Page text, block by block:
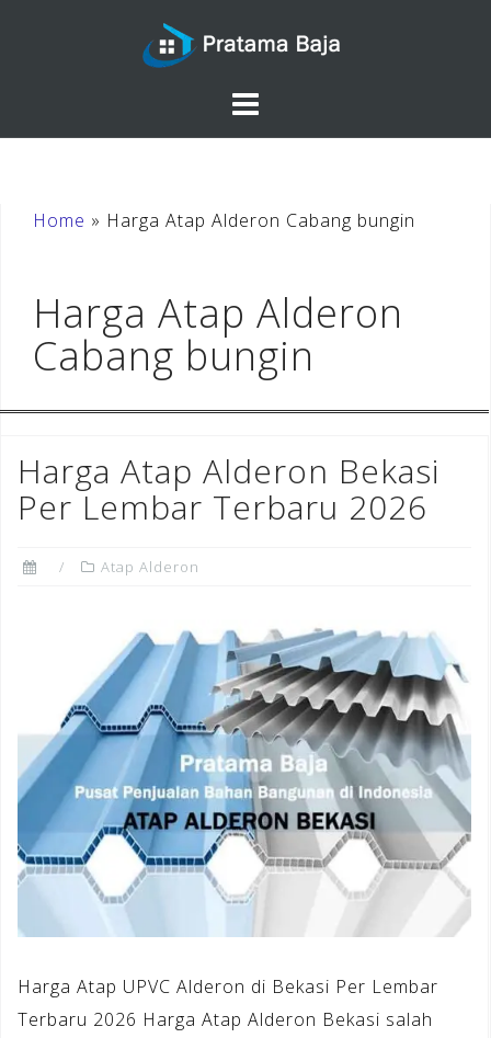
Home » Harga Atap Alderon Cabang bungin
Harga Atap Alderon
Cabang bungin
Harga Atap Alderon Bekasi
Per Lembar Terbaru 2026
Atap Alderon
Harga Atap UPVC Alderon di Bekasi Per Lembar
Terbaru 2026 Harga Atap Alderon Bekasi salah